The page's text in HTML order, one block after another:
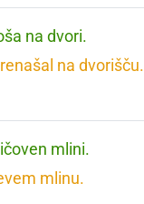
na dvori.
na dvorišču.
mlini.
mlinu.